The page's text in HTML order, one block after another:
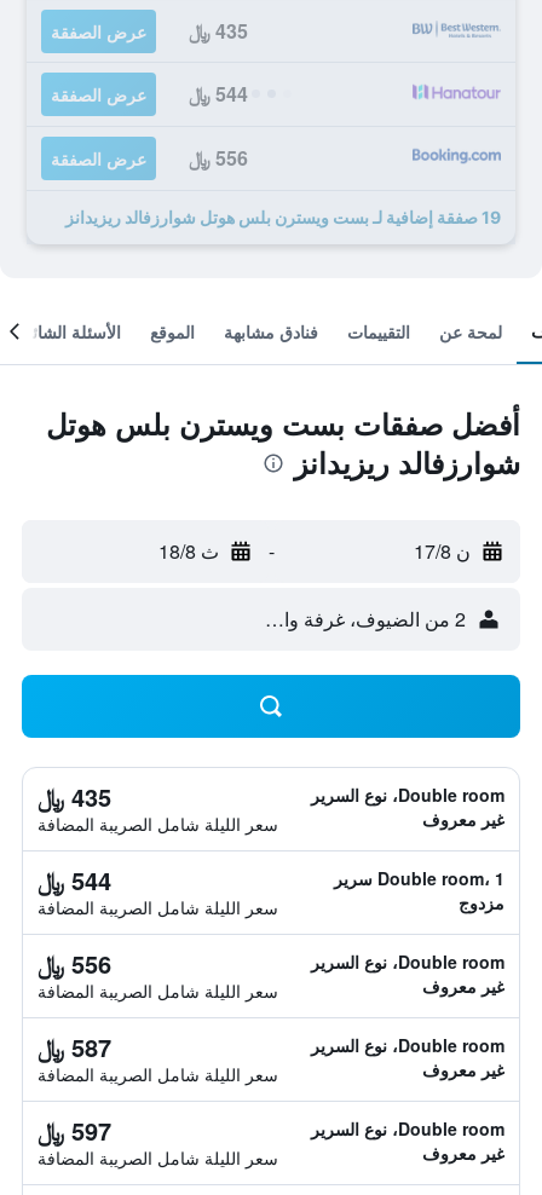
435 ﷼ عرض الصفقة
544 ﷼ عرض الصفقة
556 ﷼ عرض الصفقة
19 صفقة إضافية لـ بست ويسترن بلس هوتل شوارزفالد ريزيدانز
لمحة عن التقييمات فنادق مشابهة الموقع الأسئلة الشائعة
أفضل صفقات بست ويسترن بلس هوتل
شوارزفالد ريزيدانز
ن 17/8 - ث 18/8
2 من الضيوف، غرفة واحدة
Double room، نوع السرير
غير معروف
435 ﷼
سعر الليلة شامل الصريبة المضافة
Double room، 1 سرير
مزدوج
544 ﷼
سعر الليلة شامل الصريبة المضافة
Double room، نوع السرير
غير معروف
556 ﷼
سعر الليلة شامل الصريبة المضافة
Double room، نوع السرير
غير معروف
587 ﷼
سعر الليلة شامل الصريبة المضافة
Double room، نوع السرير
غير معروف
597 ﷼
سعر الليلة شامل الصريبة المضافة